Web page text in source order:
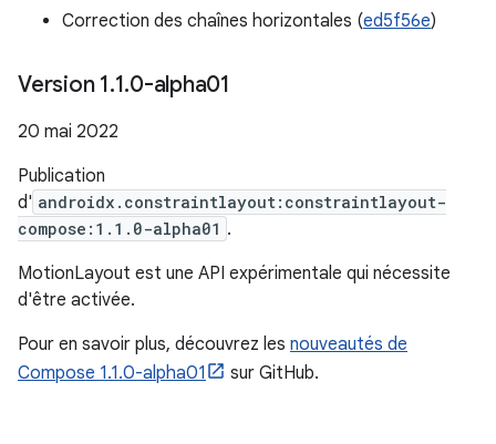
Correction des chaînes horizontales (ed5f56e)
Version 1.1.0-alpha01
20 mai 2022
Publication
d' androidx.constraintlayout:constraintlayout-
compose:1.1.0-alpha01 .
MotionLayout est une API expérimentale qui nécessite
d'être activée.
Pour en savoir plus, découvrez les nouveautés de
Compose 1.1.0-alpha01
sur GitHub.